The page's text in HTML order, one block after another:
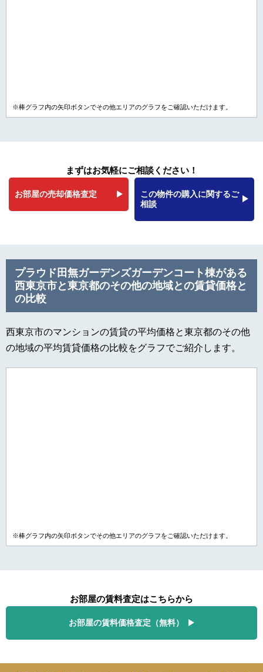
※棒グラフ内の矢印ボタンでその他エリアのグラフをご確認いただけます。
まずはお気軽にご相談ください！
お部屋の売却価格査定
この物件の購入に関するご
相談
プラウド田無ガーデンズガーデンコート棟がある
西東京市と東京都のその他の地域との賃貸価格と
の比較
西東京市のマンションの賃貸の平均価格と東京都のその他
の地域の平均賃貸価格の比較をグラフでご紹介します。
※棒グラフ内の矢印ボタンでその他エリアのグラフをご確認いただけます。
お部屋の賃料査定はこちらから
お部屋の賃料価格査定（無料）